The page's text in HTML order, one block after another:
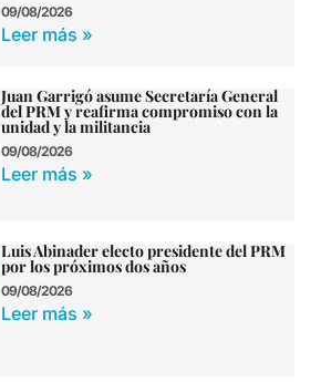
09/08/2026
Leer más »
Juan Garrigó asume Secretaría General
del PRM y reafirma compromiso con la
unidad y la militancia
09/08/2026
Leer más »
Luis Abinader electo presidente del PRM
por los próximos dos años
09/08/2026
Leer más »